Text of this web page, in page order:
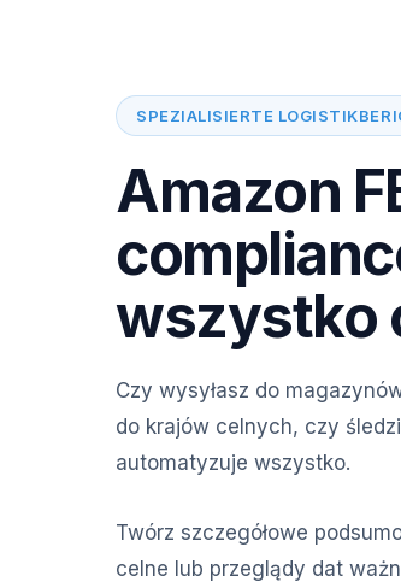
SPEZIALISIERTE
Amazon
wszystko
Czy wysyłasz do
do krajów celnych, czy
automatyzuje wszystko.
Twórz szczegółowe
celne lub przeglądy dat